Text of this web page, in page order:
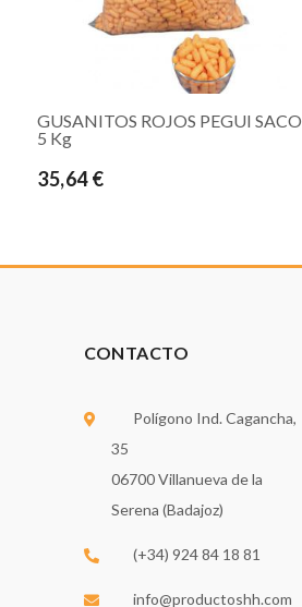
GUSANITOS ROJOS PEGUI SACO
5 Kg
35,64 €
CONTACTO
Polígono Ind. Cagancha,
35
06700 Villanueva de la
Serena (Badajoz)
(+34) 924 84 18 81
info@productoshh.com